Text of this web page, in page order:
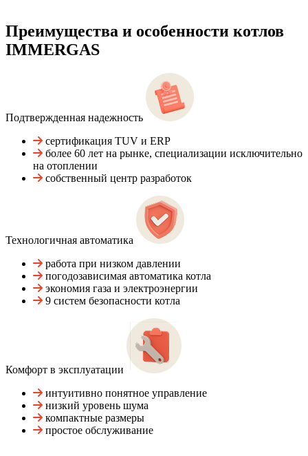
Преимущества и особенности котлов
IMMERGAS
Подтвержденная надежность
сертификация TUV и ERP
более 60 лет на рынке, специализации исключительно
на отоплении
собственный центр разработок
Технологичная автоматика
работа при низком давлении
погодозависимая автоматика котла
экономия газа и электроэнергии
9 систем безопасности котла
Комфорт в эксплуатации
интуитивно понятное управление
низкий уровень шума
компактные размеры
простое обслуживание